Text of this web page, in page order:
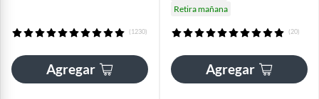
(1230)
Agregar
Retira mañana
(20)
Agregar